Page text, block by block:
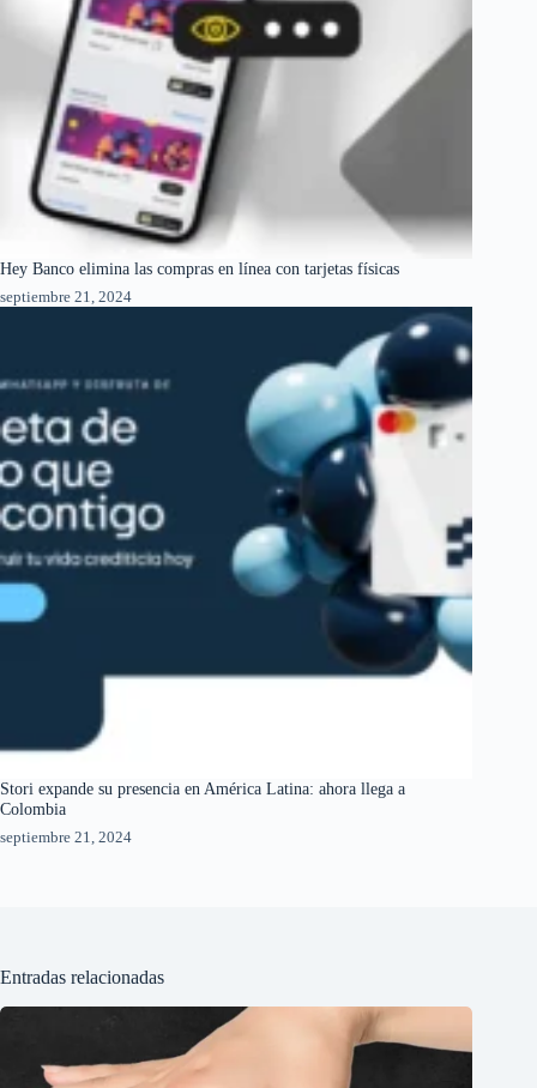
Hey Banco elimina las compras en línea con tarjetas físicas
septiembre 21, 2024
Stori expande su presencia en América Latina: ahora llega a
Colombia
septiembre 21, 2024
Entradas relacionadas